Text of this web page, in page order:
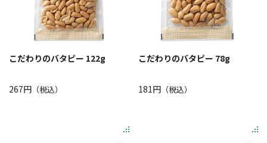
こだわりのバタピー 122g
267円 （税込）
こだわりのバタピー 78g
181円（税込）